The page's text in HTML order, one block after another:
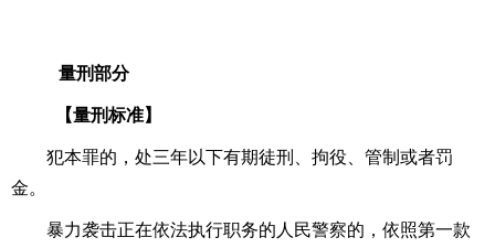
量刑部分
【量刑标准】
犯本罪的，处三年以下有期徒刑、拘役、管制或者罚
金。
暴力袭击正在依法执行职务的人民警察的，依照第一款